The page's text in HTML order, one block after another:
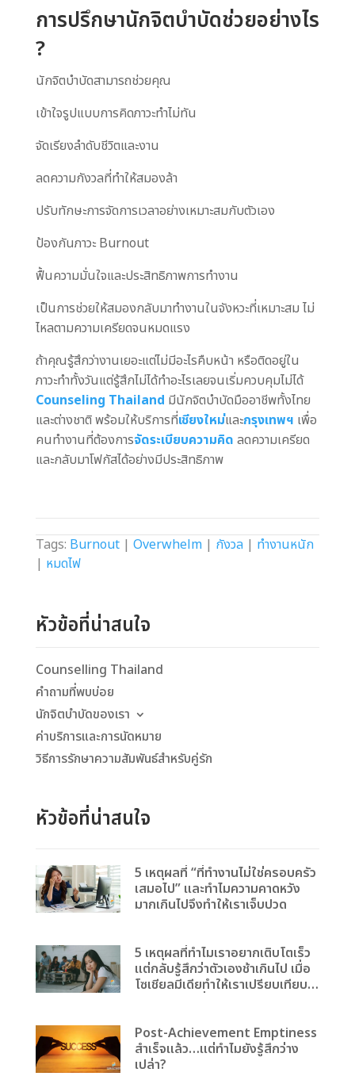
การปรึกษานักจิตบำบัดช่วยอย่างไร
?
นักจิตบำบัดสามารถช่วยคุณ
เข้าใจรูปแบบการคิดภาวะทำไม่ทัน
จัดเรียงลำดับชีวิตและงาน
ลดความกังวลที่ทำให้สมองล้า
ปรับทักษะการจัดการเวลาอย่างเหมาะสมกับตัวเอง
ป้องกันภาวะ Burnout
ฟื้นความมั่นใจและประสิทธิภาพการทำงาน
เป็นการช่วยให้สมองกลับมาทำงานในจังหวะที่เหมาะสม ไม่
ไหลตามความเครียดจนหมดแรง
ถ้าคุณรู้สึกว่างานเยอะแต่ไม่มีอะไรคืบหน้า หรือติดอยู่ใน
ภาวะทำทั้งวันแต่รู้สึกไม่ได้ทำอะไรเลยจนเริ่มควบคุมไม่ได้
Counseling Thailand มีนักจิตบำบัดมืออาชีพทั้งไทย
และต่างชาติ พร้อมให้บริการที่เชียงใหม่และกรุงเทพฯ เพื่อ
คนทำงานที่ต้องการจัดระเบียบความคิด ลดความเครียด
และกลับมาโฟกัสได้อย่างมีประสิทธิภาพ
Tags: Burnout| Overwhelm| กังวล | ทำงานหนัก
| หมดไฟ
หัวข้อที่น่าสนใจ
Counselling Thailand
คำถามที่พบบ่อย
นักจิตบำบัดของเรา
ค่าบริการและการนัดหมาย
วิธีการรักษาความสัมพันธ์สำหรับคู่รัก
หัวข้อที่น่าสนใจ
5 เหตุผลที่ “ที่ทำงานไม่ใช่ครอบครัว
เสมอไป” และทำไมความคาดหวัง
มากเกินไปจึงทำให้เราเจ็บปวด
5 เหตุผลที่ทำไมเราอยากเติบโตเร็ว
แต่กลับรู้สึกว่าตัวเองช้าเกินไป เมื่อ
โซเชียลมีเดียทำให้เราเปรียบเทียบ
Post-Achievement Emptiness
สำเร็จแล้ว…แต่ทำไมยังรู้สึกว่าง
เปล่า?